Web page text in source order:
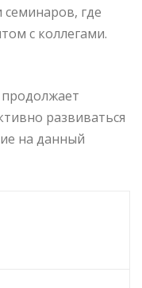
где
с коллегами.
развиваться
на данный